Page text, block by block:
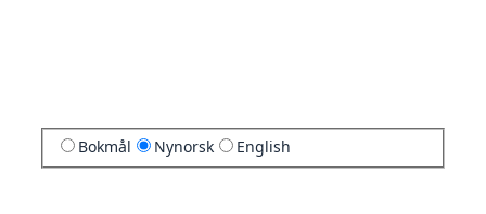
Bokmål Nynorsk English